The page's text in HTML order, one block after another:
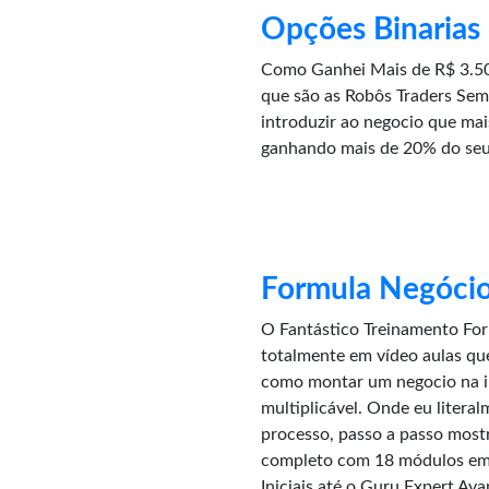
Opções Binarias
Como Ganhei Mais de R$
que são as Robôs Traders
introduzir ao negocio que
ganhando mais de 20% do
Formula
O Fantástico Treinamento
totalmente em vídeo aulas
como montar um negocio na
multiplicável. Onde eu
processo, passo a passo
completo com 18 módulos